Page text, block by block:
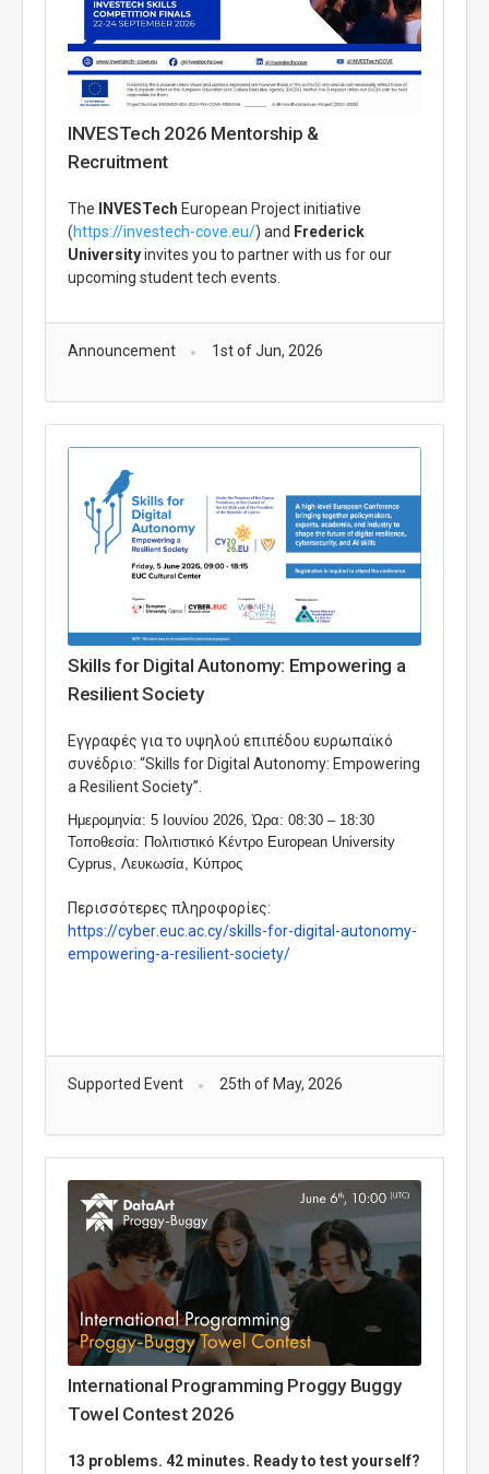
INVESTech 2026 Mentorship &
Recruitment
The INVESTech European Project initiative
(https://investech-cove.eu/) and Frederick
Universityinvites you to partner with us for our
upcoming student tech events.
Announcement 1st of Jun, 2026
Skills for Digital Autonomy: Empowering a
Resilient Society
Eγγραφές για το υψηλού επιπέδου ευρωπαϊκό
συνέδριο: “Skills for Digital Autonomy: Empowering
a Resilient Society”.
Ημερομηνία: 5 Ιουνίου 2026, Ώρα: 08:30 – 18:30
Τοποθεσία: Πολιτιστικό Κέντρο European University
Cyprus, Λευκωσία, Κύπρος
Περισσότερες πληροφορίες:
https://cyber.euc.ac.cy/skills-for-digital -autonomy-
empowering-a-resilient-society/
Supported Event 25th of May, 2026
International Programming Proggy Buggy
Towel Contest 2026
13 problems. 42 minutes. Ready to test yourself?